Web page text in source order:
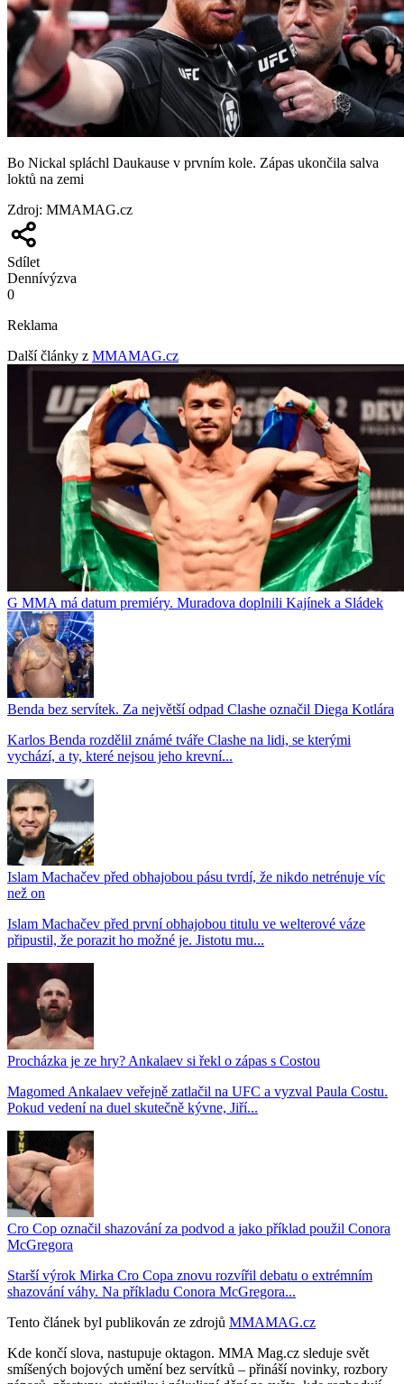
Bo Nickal spláchl Daukause v prvním kole. Zápas ukončila salva
loktů na zemi
Zdroj: MMAMAG.cz
Sdílet
Dennívýzva
0
Reklama
Další články z MMAMAG.cz
G MMA má datum premiéry. Muradova doplnili Kajínek a Sládek
Benda bez servítek. Za největší odpad Clashe označil Diega Kotlára
Karlos Benda rozdělil známé tváře Clashe na lidi, se kterými
vychází, a ty, které nejsou jeho krevní...
Islam Machačev před obhajobou pásu tvrdí, že nikdo netrénuje víc
než on
Islam Machačev před první obhajobou titulu ve welterové váze
připustil, že porazit ho možné je. Jistotu mu...
Procházka je ze hry? Ankalaev si řekl o zápas s Costou
Magomed Ankalaev veřejně zatlačil na UFC a vyzval Paula Costu.
Pokud vedení na duel skutečně kývne, Jiří...
Cro Cop označil shazování za podvod a jako příklad použil Conora
McGregora
Starší výrok Mirka Cro Copa znovu rozvířil debatu o extrémním
shazování váhy. Na příkladu Conora McGregora...
Tento článek byl publikován ze zdrojů MMAMAG.cz
Kde končí slova, nastupuje oktagon. MMA Mag.cz sleduje svět
smíšených bojových umění bez servítků – přináší novinky, rozbory